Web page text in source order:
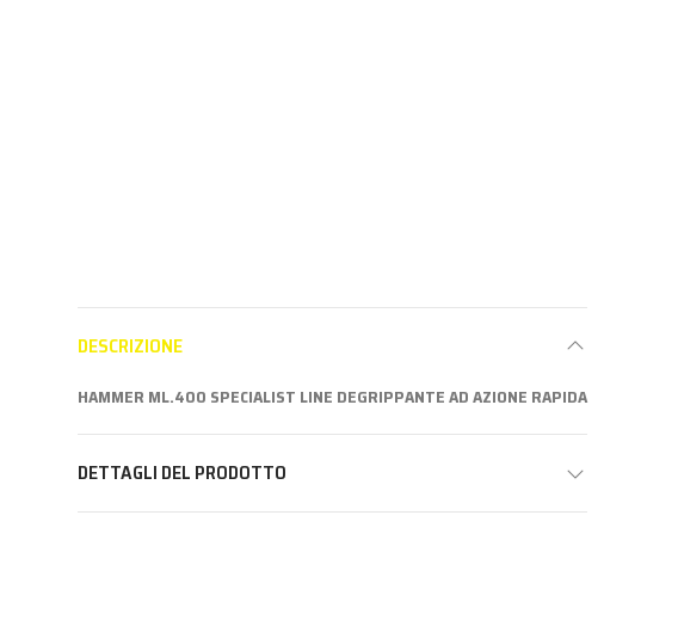
DESCRIZIONE
HAMMER ML.400 SPECIALIST LINE DEGRIPPANTE AD AZIONE RAPIDA
DETTAGLI DEL PRODOTTO